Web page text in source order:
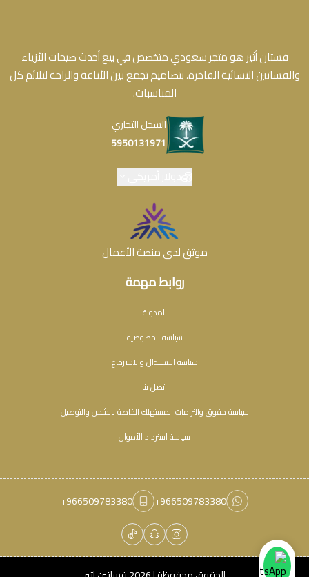
روابط مهمة
المدونة
سياسة الخصوصية
سياسة الاستبدال والاسترجاع
اتصل بنا
سياسة حقوق والتزامات المستهلك الخاصة بالشحن والتوصيل
سياسة استرداد الأموال
فستان أثير هو متجر سعودي متخصص في بيع أحدث صيحات الأزياء
والفساتين النسائية الفاخرة، بتصاميم تجمع بين الأناقة والراحة لتلائم كل
المناسبات.
السجل التجاري
5950131971
موثق لدى منصة الأعمال
+966509783380
+966509783380